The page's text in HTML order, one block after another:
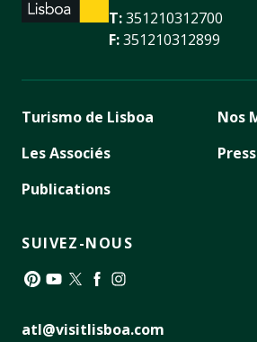
T:351210312700
F:351210312899
Turismo de Lisboa
Les Associés
Publications
Nos
SUIVEZ-NOUS
atl@visitlisboa.com